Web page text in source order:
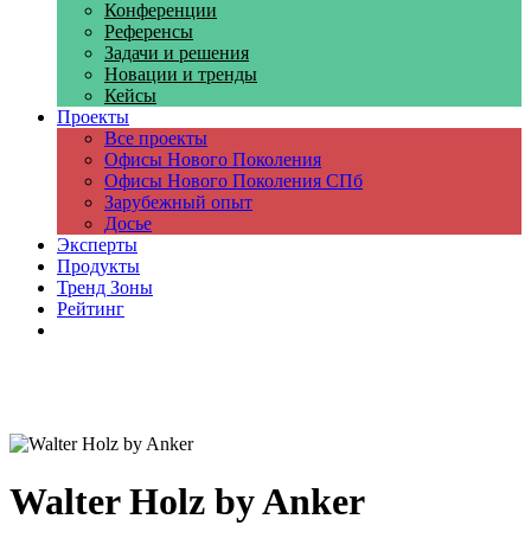
Конференции
Референсы
Задачи и решения
Новации и тренды
Кейсы
Проекты
Все проекты
Офисы Нового Поколения
Офисы Нового Поколения СПб
Зарубежный опыт
Досье
Эксперты
Продукты
Тренд Зоны
Рейтинг
Walter Holz by Anker